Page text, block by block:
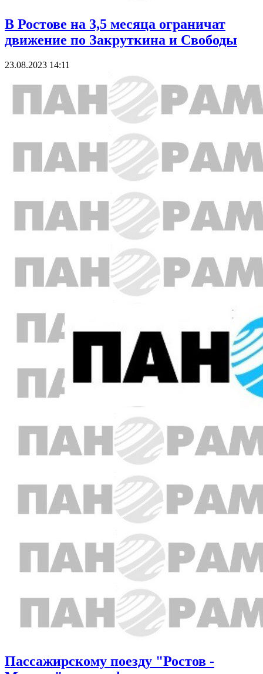
В Ростове на 3,5 месяца ограничат
движение по Закруткина и Свободы
23.08.2023 14:11
Пассажирскому поезду "Ростов -